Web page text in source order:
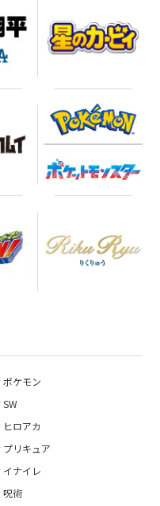
ポケモン
SW
ヒロアカ
プリキュア
イナイレ
呪術